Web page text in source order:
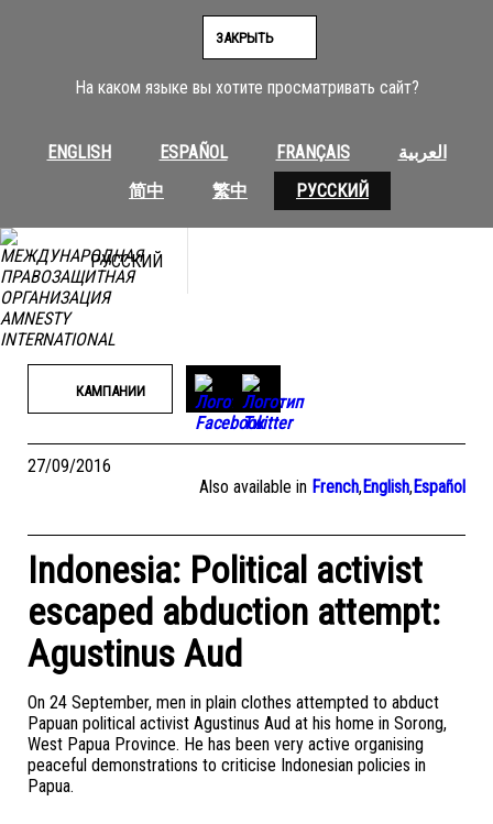
На каком языке вы хотите просматривать сайт?
ENGLISH ESPAÑOL FRANÇAIS
العربية
简中
繁中 РУССКИЙ
ЗАКРЫТЬ
РУССКИЙ
КАМПАНИИ
27/09/2016
Also available in French,English,Español
Indonesia: Political activist
escaped abduction attempt:
Agustinus Aud
On 24 September, men in plain clothes attempted to abduct
Papuan political activist Agustinus Aud at his home in Sorong,
West Papua Province. He has been very active organising
peaceful demonstrations to criticise Indonesian policies in
Papua.